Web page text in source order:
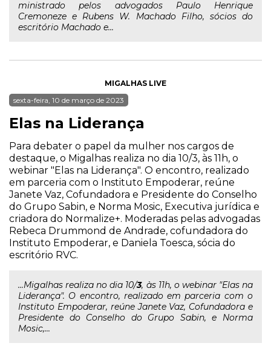
ministrado pelos advogados Paulo Henrique
Cremoneze e Rubens W. Machado Filho, sócios do
escritório Machado e...
MIGALHAS LIVE
sexta-feira, 10 de março de 2023
Elas na Liderança
Para debater o papel da mulher nos cargos de
destaque, o Migalhas realiza no dia 10/3, às 11h, o
webinar "Elas na Liderança". O encontro, realizado
em parceria com o Instituto Empoderar, reúne
Janete Vaz, Cofundadora e Presidente do Conselho
do Grupo Sabin, e Norma Mosic, Executiva jurídica e
criadora do Normalize+. Moderadas pelas advogadas
Rebeca Drummond de Andrade, cofundadora do
Instituto Empoderar, e Daniela Toesca, sócia do
escritório RVC.
...Migalhas realiza no dia 10/3, às 11h, o webinar "Elas na
Liderança". O encontro, realizado em parceria com o
Instituto Empoderar, reúne Janete Vaz, Cofundadora e
Presidente do Conselho do Grupo Sabin, e Norma
Mosic,...